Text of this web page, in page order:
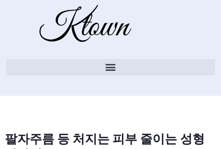
팔자주름 등 처지는 피부 줄이는 성형